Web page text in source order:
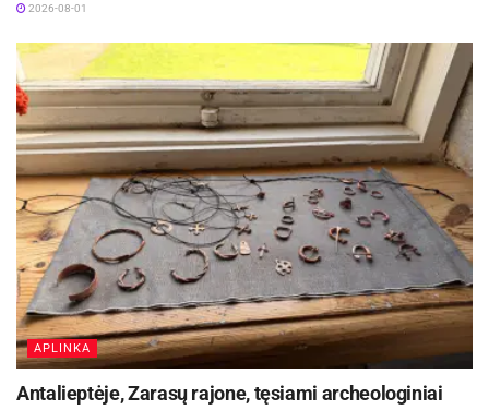
2026-08-01
APLINKA
Antalieptėje, Zarasų rajone, tęsiami archeologiniai